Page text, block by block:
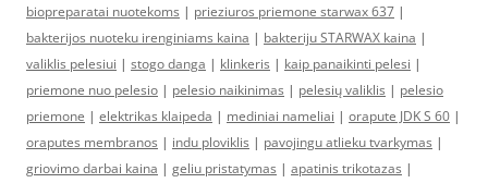
biopreparatai nuotekoms | prieziuros priemone starwax 637 |
bakterijos nuoteku irenginiams kaina | bakteriju STARWAX kaina |
valiklis pelesiui | stogo danga | klinkeris | kaip panaikinti pelesi |
priemone nuo pelesio | pelesio naikinimas | pelesių valiklis | pelesio
priemone | elektrikas klaipeda | mediniai nameliai | orapute JDK S 60 |
oraputes membranos | indu ploviklis | pavojingu atlieku tvarkymas |
griovimo darbai kaina | geliu pristatymas | apatinis trikotazas |